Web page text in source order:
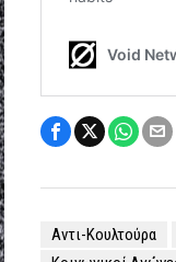
Αντι-Κουλτούρα